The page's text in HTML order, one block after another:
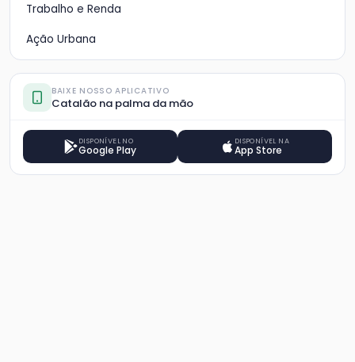
Trabalho e Renda
Ação Urbana
BAIXE NOSSO APLICATIVO
Catalão na palma da mão
DISPONÍVEL NO
Google Play
DISPONÍVEL NA
App Store